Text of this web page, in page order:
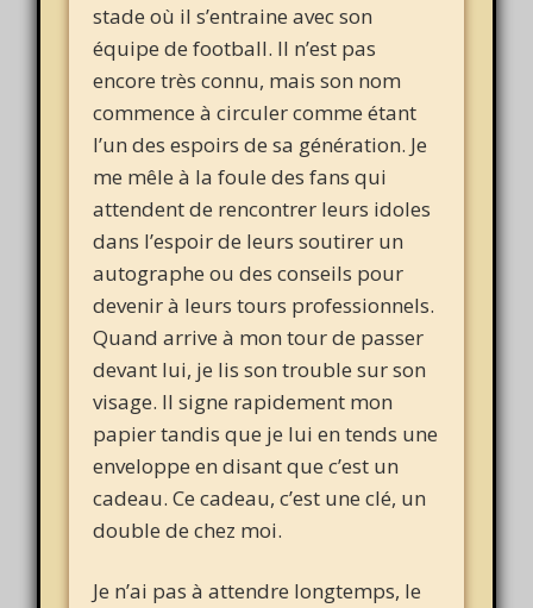
stade où il s’entraine avec son
équipe de football. Il n’est pas
encore très connu, mais son nom
commence à circuler comme étant
l’un des espoirs de sa génération. Je
me mêle à la foule des fans qui
attendent de rencontrer leurs idoles
dans l’espoir de leurs soutirer un
autographe ou des conseils pour
devenir à leurs tours professionnels.
Quand arrive à mon tour de passer
devant lui, je lis son trouble sur son
visage. Il signe rapidement mon
papier tandis que je lui en tends une
enveloppe en disant que c’est un
cadeau. Ce cadeau, c’est une clé, un
double de chez moi.
Je n’ai pas à attendre longtemps, le